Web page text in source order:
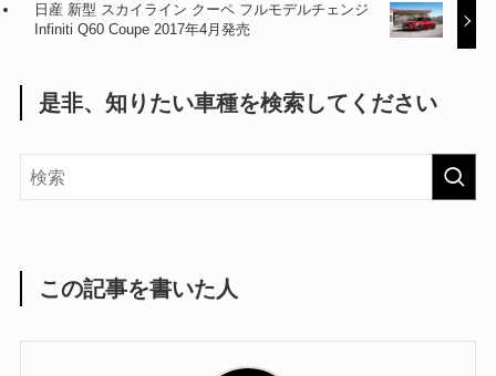
日産 新型 スカイライン クーペ フルモデルチェンジ
Infiniti Q60 Coupe 2017年4月発売
是非、知りたい車種を検索してください
この記事を書いた人